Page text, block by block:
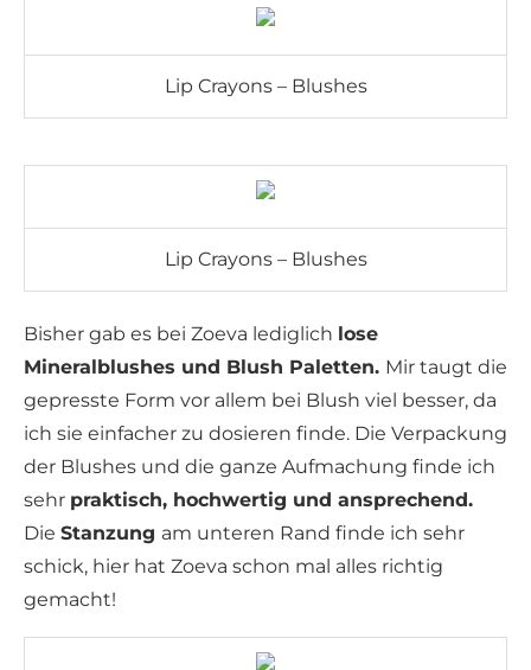
Lip Crayons – Blushes
Lip Crayons – Blushes
Bisher gab es bei Zoeva lediglich lose
Mineralblushes und Blush Paletten. Mir taugt die
gepresste Form vor allem bei Blush viel besser, da
ich sie einfacher zu dosieren finde. Die Verpackung
der Blushes und die ganze Aufmachung finde ich
sehr praktisch, hochwertig und ansprechend.
Die Stanzung am unteren Rand finde ich sehr
schick, hier hat Zoeva schon mal alles richtig
gemacht!